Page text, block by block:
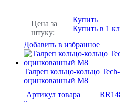
Цена за
штуку:
Купить
Купить в 1
Добавить в избранное
Талреп кольцо-кольцо
оцинкованный М8
Артикул товара